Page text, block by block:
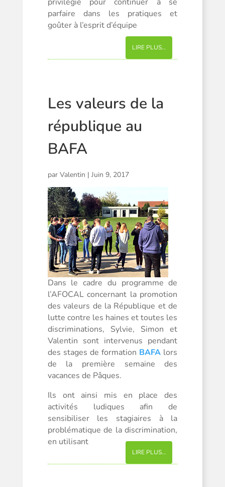
parfaire dans les pratiques et
goûter à l’esprit d’équipe
LIRE PLUS…
Les valeurs de la
république au
BAFA
par Valentin | Juin 9, 2017
Dans le cadre du programme de
l’AFOCAL concernant la promotion
des valeurs de la République et de
lutte contre les haines et toutes les
discriminations, Sylvie, Simon et
Valentin sont intervenus pendant
des stages de formation BAFA lors
de la première semaine des
vacances de Pâques.
Ils ont ainsi mis en place des
activités ludiques afin de
sensibiliser les stagiaires à la
problématique de la discrimination,
en utilisant
LIRE PLUS…